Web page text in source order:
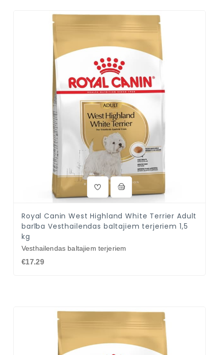
Royal Canin West Highland White Terrier Adult
barība Vesthailendas baltajiem terjeriem 1,5
kg
Vesthailendas baltajiem terjeriem
€17.29